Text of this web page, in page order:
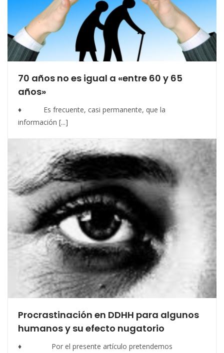
70 años no es igual a «entre 60 y 65
años»
♦ Es frecuente, casi permanente, que la
información [...]
Procrastinación en DDHH para algunos
humanos y su efecto nugatorio
♦ Por el presente artículo pretendemos